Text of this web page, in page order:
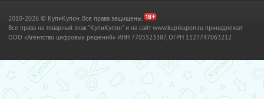
2010-2026 © КупиКупон. Все права защищены.
Все права на товарный знак "КупиКупон" и на сайт www.kupikupon.ru принадлежат
OOO «Агентство цифровых решений» ИНН 7705523387, ОГРН 1127747063212